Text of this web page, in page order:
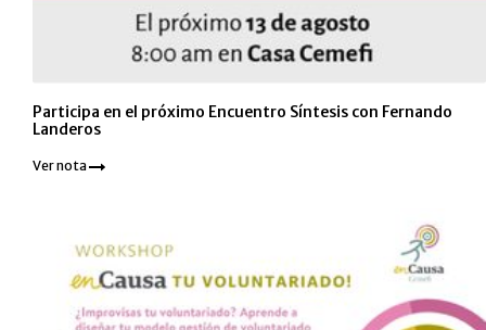
Participa en el próximo Encuentro Síntesis con Fernando
Landeros
Ver nota